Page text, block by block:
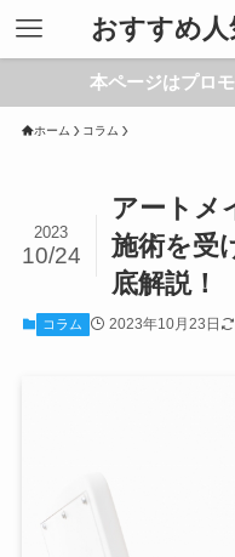
おすすめ
本ページはプロ
ホーム コラム
アートメ
施術を受
底解説！
2023
10/24
コラム 2023年10月23日